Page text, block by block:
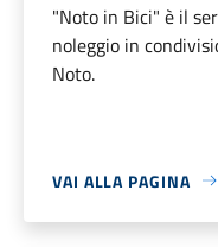
"Noto in Bici" è il
noleggio in
Noto.
VAI ALLA PAGINA